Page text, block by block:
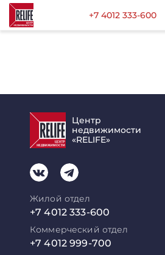
+7 4012 333-600
Центр
недвижимости
«RELIFE»
Жилой отдел
+7 4012 333-600
Коммерческий отдел
+7 4012 999-700